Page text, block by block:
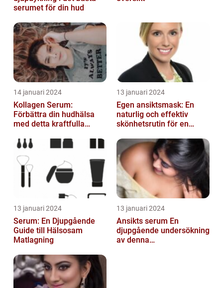
serumet för din hud
14 januari 2024
Kollagen Serum:
Förbättra din hudhälsa
med detta kraftfulla
13 januari 2024
Egen ansiktsmask: En
naturlig och effektiv
skönhetsrutin för en
13 januari 2024
Serum: En Djupgående
Guide till Hälsosam
Matlagning
13 januari 2024
Ansikts serum En
djupgående undersökning
av denna